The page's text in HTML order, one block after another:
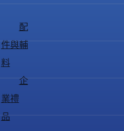
配
件與輔
料
企
業禮
品